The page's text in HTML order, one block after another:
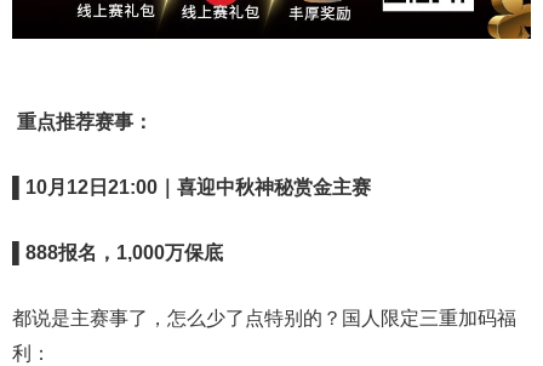
重点推荐赛事：
10月 12 日 21:00 ｜喜迎中秋神秘赏金主赛
888报名， 1,000万保底
都说是主赛事了，怎么少了点特别的？国人限定三重加码福
利：